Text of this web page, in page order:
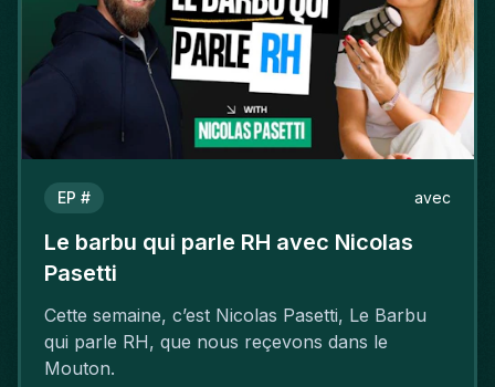
EP # avec
Le barbu qui parle RH avec Nicolas
Pasetti
Cette semaine, c’est Nicolas Pasetti, Le Barbu
qui parle RH, que nous reçevons dans le
Mouton.